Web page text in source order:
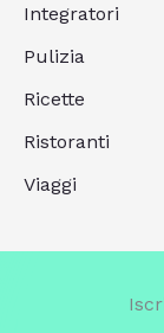
Integratori
Pulizia
Ricette
Ristoranti
Viaggi